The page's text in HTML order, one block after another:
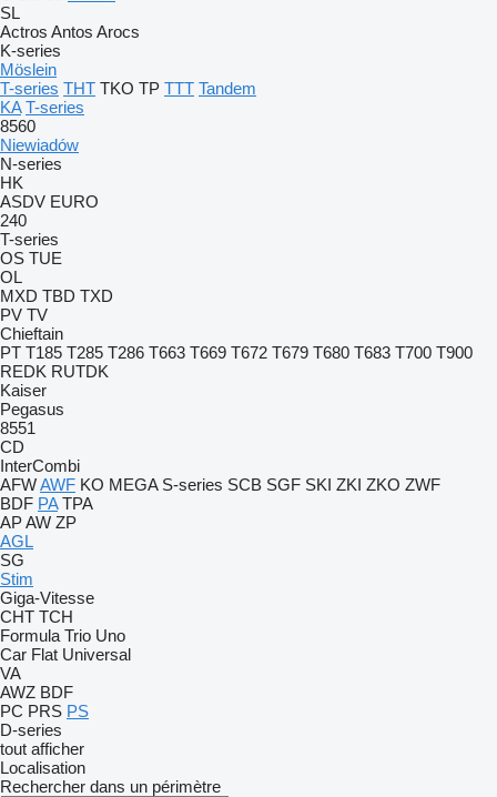
SL
Actros Antos Arocs
K-series
Möslein
T-series THT TKO TP TTT Tandem
KA T-series
8560
Niewiadów
N-series
HK
ASDV EURO
240
T-series
OS TUE
OL
MXD TBD TXD
PV TV
Chieftain
PT T185 T285 T286 T663 T669 T672 T679 T680 T683 T700 T900
REDK RUTDK
Kaiser
Pegasus
8551
CD
InterCombi
AFWAWF KO MEGA S-series SCB SGF SKI ZKI ZKO ZWF
BDF PA TPA
APAW ZP
AGL
SG
Stim
Giga-Vitesse
CHT TCH
Formula Trio Uno
Car Flat Universal
VA
AWZ BDF
PC PRS PS
D-series
tout afficher
Localisation
Rechercher dans un périmètre